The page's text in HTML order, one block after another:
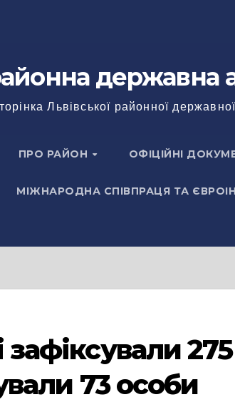
державна
Львівської районної державної
ПРО РАЙОН ОФІЦІЙНІ
МІЖНАРОДНА СПІВПРАЦЯ ТА
73 особи